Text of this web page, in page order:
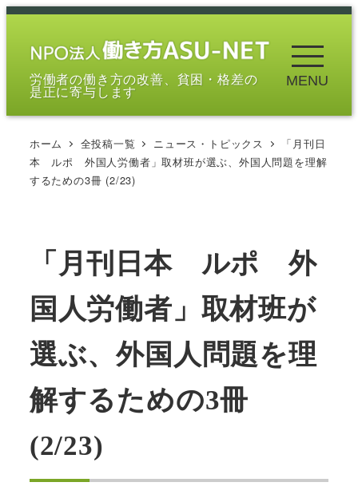
メ
労働者の働き方の改善、貧困・格差の
是正に寄与します
MENU
ホーム 全投稿一覧 ニュース・トピックス
「月刊日
本 ルポ 外国人労働者」取材班が選ぶ、外国人問題を理解
するための3冊 (2/23)
「月刊日本 ルポ 外
国人労働者」取材班が
選ぶ、外国人問題を理
解するための3冊
(2/23)